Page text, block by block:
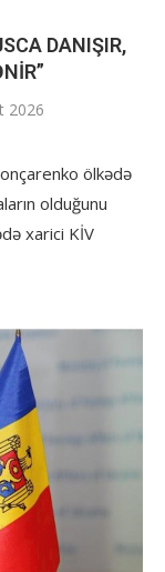
DANIŞIR,
2026
ölkədə
olduğunu
xarici KİV